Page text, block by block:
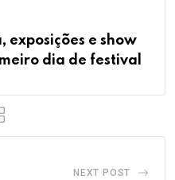
exposições e show
dia de festival
NEXT POST